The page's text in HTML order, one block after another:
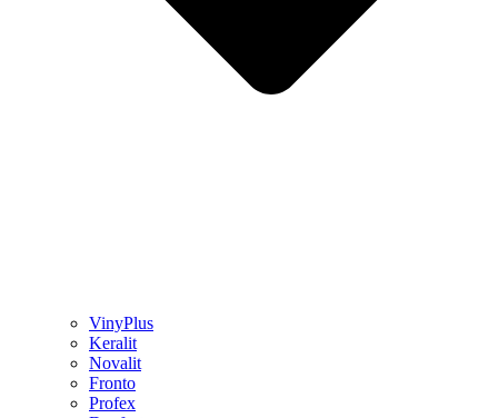
VinyPlus
Keralit
Novalit
Fronto
Profex